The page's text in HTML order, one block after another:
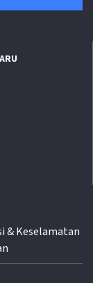
& Keselamatan